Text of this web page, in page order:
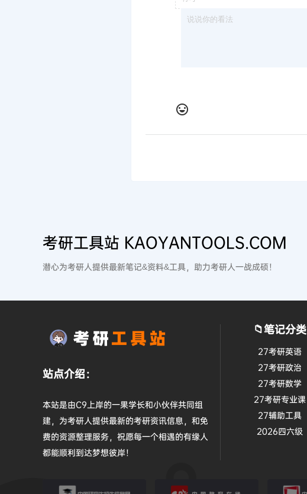
考研工具站 KAOYANTOOLS.COM
潜心为考研人提供最新笔记&资料&工具，助力考研人一战成硕！
站点介绍：
本站是由C9上岸的一果学长和小伙伴共同组
建，为考研人提供最新的考研资讯信息，和免
费的资源整理服务，祝愿每一个相遇的有缘人
都能顺利到达梦想彼岸！
📁笔记分类
27考研英语
27考研政治
27考研数学
27考研专业课
27辅助工具
2026四六级